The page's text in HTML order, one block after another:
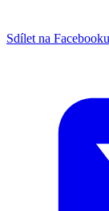
Sdílet na Facebooku